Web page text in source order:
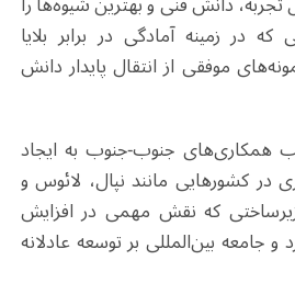
در زمینه آمادگی در برابر بلایا
موفقی از انتقال پایدار دانش
همکاری‌های جنوب-جنوب به ایجاد
در کشورهایی مانند نپال، لائوس و
که نقش مهمی در افزایش
و جامعه بین‌المللی بر توسعه عادلانه